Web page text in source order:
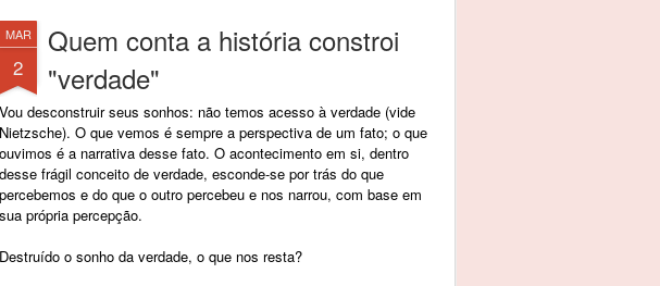
MAR
2
Quem conta a história constroi
"verdade"
Vou desconstruir seus sonhos: não temos acesso à verdade (vide
Nietzsche). O que vemos é sempre a perspectiva de um fato; o que
ouvimos é a narrativa desse fato. O acontecimento em si, dentro
desse frágil conceito de verdade, esconde-se por trás do que
percebemos e do que o outro percebeu e nos narrou, com base em
sua própria percepção.
Destruído o sonho da verdade, o que nos resta?